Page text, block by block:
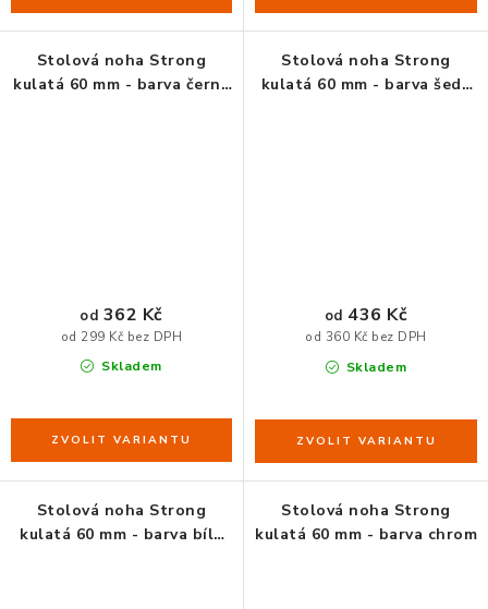
Stolová noha Strong
kulatá 60 mm - barva černá
Skladem
od 299 Kč bez DPH
od 362 Kč
Stolová noha Strong
kulatá 60 mm - barva šedá
Skladem
od 360 Kč bez DPH
od 436 Kč
Stolová noha Strong
kulatá 60 mm - barva bílá
Stolová noha Strong
kulatá 60 mm - barva chrom